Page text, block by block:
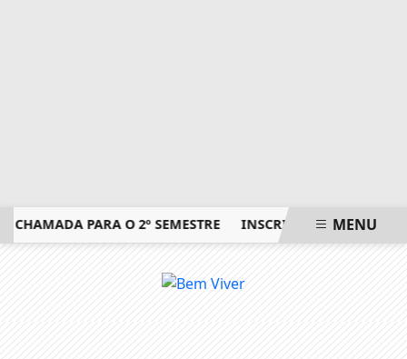
PARA O 2º SEMESTRE INSCRIÇÕES PARAMENU